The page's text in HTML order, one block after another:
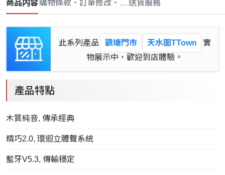
商品内容購物條款、訂單修改、取消與退款政策
送貨服務
此系列產品 觀塘門市 天水圍TTown
實
物展示中，歡迎到店體驗。
產品特點
木質純音, 傳承經典
精巧2.0, 環迴立體聲系統
藍牙V5.3, 傳輸穩定